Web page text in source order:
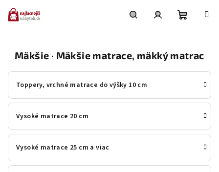
obsah
košík
Mäkšie · Mäkšie matrace, mäkký matrac
Toppery, vrchné matrace do výšky 10 cm
Vysoké matrace 20 cm
Vysoké matrace 25 cm a viac